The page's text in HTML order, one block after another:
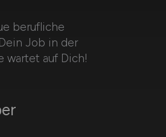
berufliche
Job in der
wartet auf Dich!